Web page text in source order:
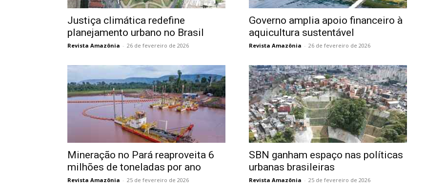
Justiça climática redefine
planejamento urbano no Brasil
Revista Amazônia - 26 de fevereiro de 2026
Governo amplia apoio financeiro à
aquicultura sustentável
Revista Amazônia - 26 de fevereiro de 2026
Mineração no Pará reaproveita 6
milhões de toneladas por ano
Revista Amazônia - 25 de fevereiro de 2026
SBN ganham espaço nas políticas
urbanas brasileiras
Revista Amazônia - 25 de fevereiro de 2026